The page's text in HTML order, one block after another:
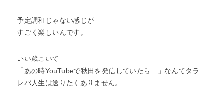
予定調和じゃない感じが
すごく楽しいんです。
いい歳こいて
「あの時YouTubeで秋田を発信していたら…」なんてタラ
レバ人生は送りたくありません。